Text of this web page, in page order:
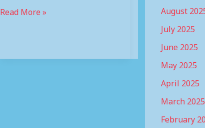
Read More »
August
July 2025
June 2025
May 2025
April 2025
March 2025
February